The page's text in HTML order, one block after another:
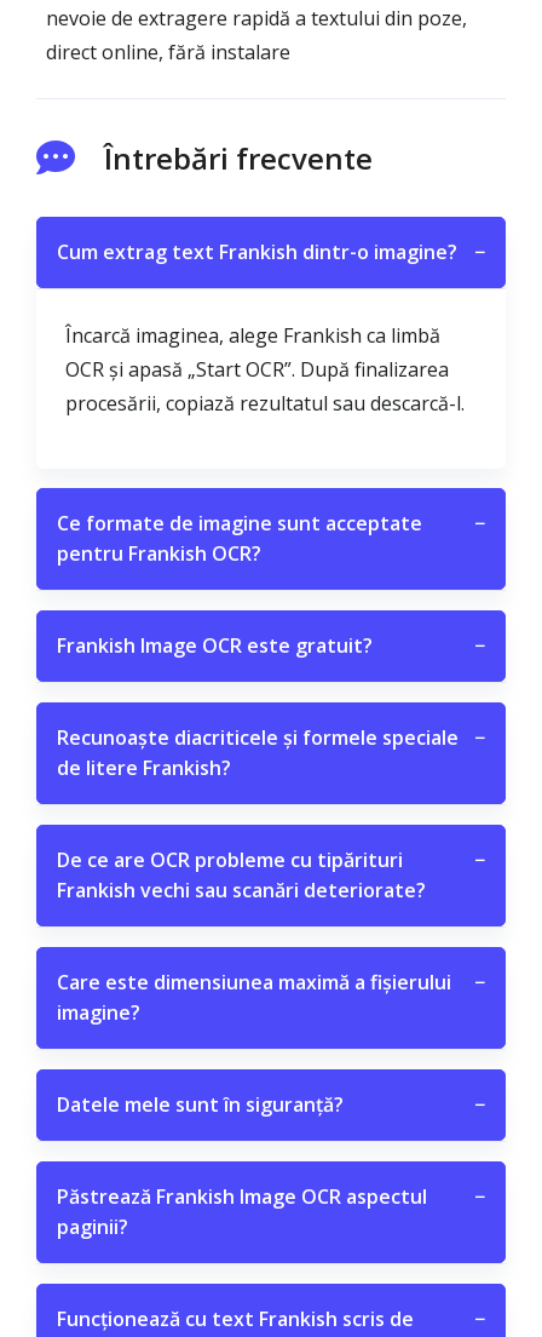
nevoie de extragere rapidă a textului din poze,
direct online, fără instalare
Întrebări frecvente
Cum extrag text Frankish dintr-o imagine? −
Încarcă imaginea, alege Frankish ca limbă
OCR și apasă „Start OCR”. După finalizarea
procesării, copiază rezultatul sau descarcă-l.
Ce formate de imagine sunt acceptate
pentru Frankish OCR?
−
Frankish Image OCR este gratuit? −
Recunoaște diacriticele și formele speciale
de litere Frankish?
−
De ce are OCR probleme cu tipărituri
Frankish vechi sau scanări deteriorate?
−
Care este dimensiunea maximă a fișierului
imagine?
−
Datele mele sunt în siguranță? −
Păstrează Frankish Image OCR aspectul
paginii?
−
Funcționează cu text Frankish scris de
−